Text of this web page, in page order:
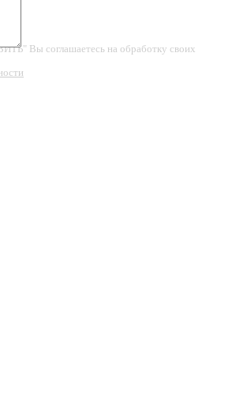
Вы соглашаетесь на обработку своих